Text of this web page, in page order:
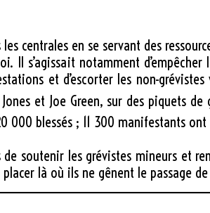
centrales en se servant des
Il s’agissait notamment
et d’escorter les non-
et Joe Green, sur des piquets de
000 blessés ; 11 300 manifestants
soutenir les grévistes mineurs et
là où ils ne gênent le passage de